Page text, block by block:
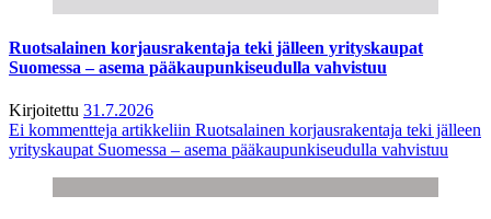
Ruotsalainen korjausrakentaja teki jälleen yrityskaupat
Suomessa – asema pääkaupunkiseudulla vahvistuu
Kirjoitettu 31.7.2026
Ei kommentteja artikkeliin Ruotsalainen korjausrakentaja teki jälleen
yrityskaupat Suomessa – asema pääkaupunkiseudulla vahvistuu